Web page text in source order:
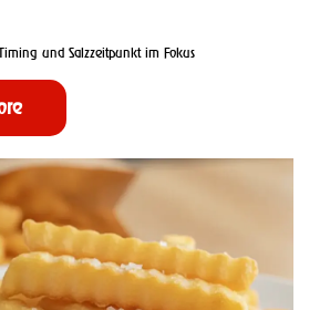
und Salzzeitpunkt im Fokus